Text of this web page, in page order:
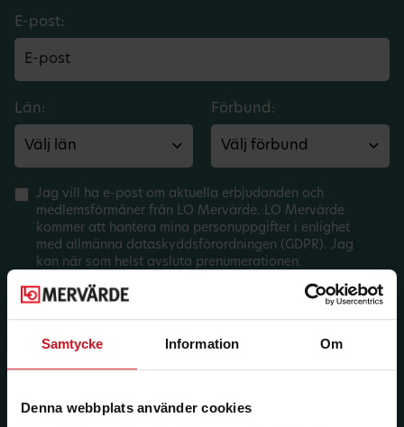
Samtycke Information Om
Denna webbplats använder cookies
E-post:
Län: Förbund:
Jag vill ha e-post om aktuella erbjudanden och
medlemsförmåner från LO Mervärde. LO Mervärde
kommer att hantera mina personuppgifter i enlighet
med allmänna dataskyddsförordningen (GDPR). Jag
kan när som helst avsluta prenumerationen.